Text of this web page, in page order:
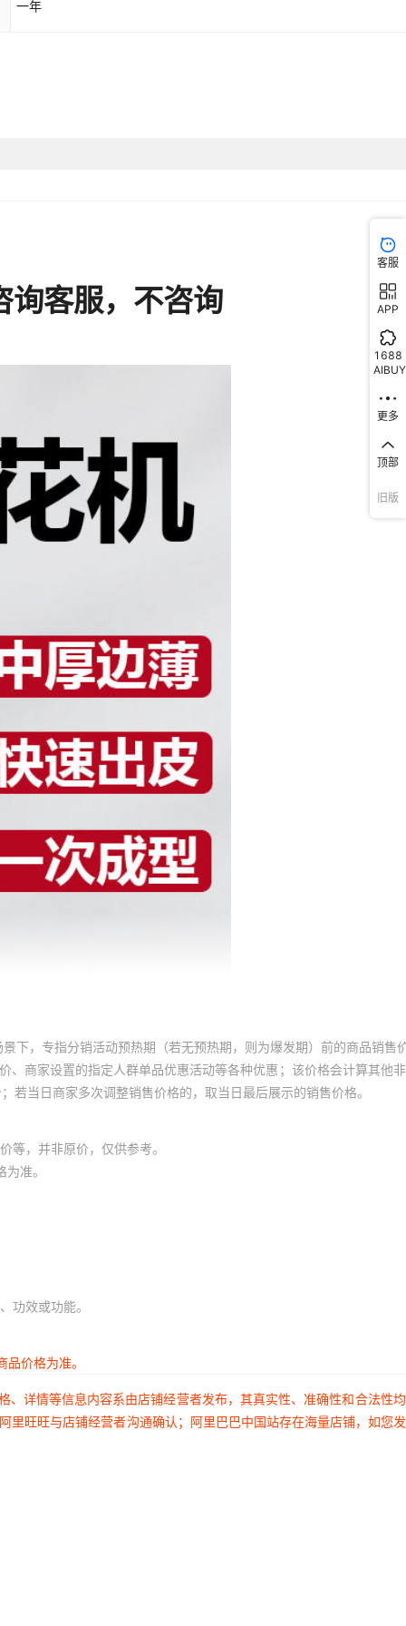
一年
下，专指分销活动预热期（若无预热期，则为爆发期）前的商品销售
商家设置的指定人群单品优惠活动等各种优惠；该价格会计算其他
当日商家多次调整销售价格的，取当日最后展示的销售价格。
等，并非原价，仅供参考。
准。
功效或功能。
价格为准。
详情等信息内容系由店铺经营者发布，其真实性、准确性和合法性
旺旺与店铺经营者沟通确认；阿里巴巴中国站存在海量店铺，如您
客服
APP
1688
AIBUY
更多
顶部
旧版